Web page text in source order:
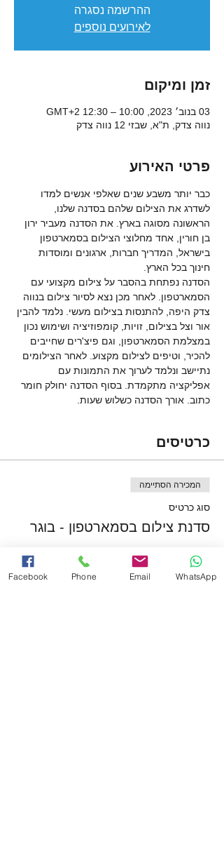
ההרשמה נסגרה
לאירועים נוספים
זמן ומיקום
03 בנוב׳ 2023, 10:00 – 12:30 GMT‎+2‎
נווה צדק, ת"א, שבזי 12 נווה צדק
פרטי האירוע
כבר יותר משבע שנים שאלפי אנשים למדו
לשדרג את הצילום שלהם בסדנה שלנו,
הראשונה מסוגה בארץ. את הסדנה מעביר ירון
בן חורין, אחד מחלוצי הצילום בסמארטפון
בישראל, המדריך חברות, ארגונים ומוסדות
חינוך בכל הארץ.
הסדנה נפתחת בהסבר על צילום מקצועי עם
הסמארטפון. לאחר מכן נצא לסיור צילום בנווה
צדק היפה, להתנסות בצילום מעשי. נלמד להבין
אור וצל בצילום, זויות, קומפוזיציה ושימוש נכון
במצלמת הסמארטפון, וגם פיצ'רים שחייבים
להכיר, וטיפים לצילום מקצוע. לאחר הצילומים
נתיישב ונלמד לערוך את התמונות עם
אפליקציה מתקמדת. בסוף הסדנה יחולק חומר
כתוב. אורך הסדנה כשלוש שעות.
כרטיסים
המכירה הסתיימה
סוג כרטיס
סדנת צילום בסמארטפון - בוגר
פרטים נוספים
מחיר Facebook Phone Email WhatsApp